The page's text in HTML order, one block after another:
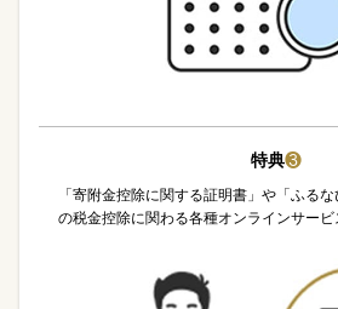
特典❸
「寄附金控除に関する証明書」や「ふる
の税金控除に関わる各種オンラインサービ